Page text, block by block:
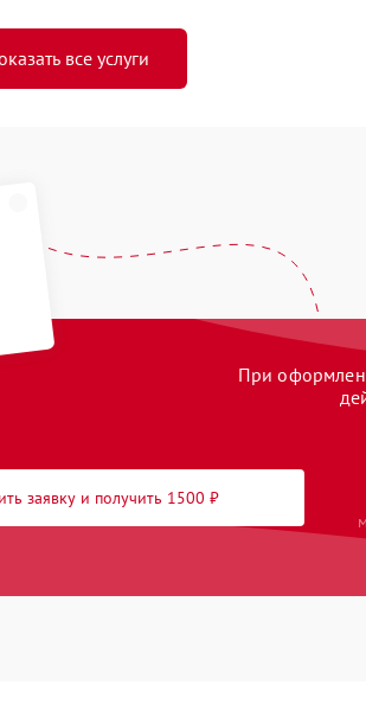
все услуги
При
заявку и получить 1500 ₽